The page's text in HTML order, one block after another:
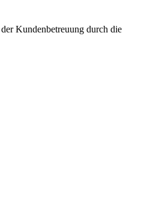
Kundenbetreuung durch die